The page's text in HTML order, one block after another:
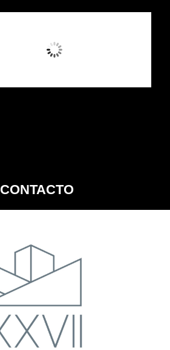
CONTACTO